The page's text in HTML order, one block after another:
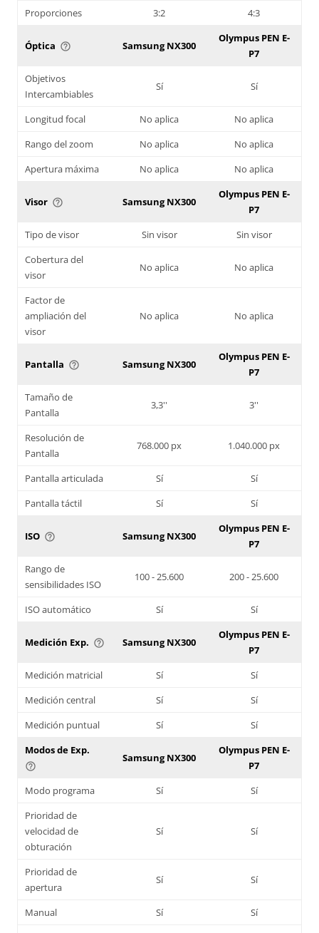
Proporciones
3:2 4:3
Óptica help_outline Samsung NX300
Olympus PEN E-
P7
Objetivos
Intercambiables
Sí Sí
Longitud focal No aplica
No aplica
Rango del zoom
No aplica
No aplica
Apertura máxima
No aplica No aplica
Visor help_outline Samsung NX300
Olympus PEN E-
P7
Tipo de visor
Sin visor
Sin visor
Cobertura del
visor
No aplica No aplica
Factor de
ampliación del
visor
No aplica No aplica
Pantalla help_outline Samsung NX300
Olympus PEN E-
P7
Tamaño de
Pantalla
3,3'' 3''
Resolución de
Pantalla
768.000 px 1.040.000 px
Pantalla articulada Sí
Sí
Pantalla táctil
Sí Sí
ISO help_outline Samsung NX300
Olympus PEN E-
P7
Rango de
sensibilidades ISO
100 - 25.600 200 - 25.600
ISO automático Sí Sí
Medición Exp. help_outline Samsung NX300
Olympus PEN E-
P7
Medición matricial
Sí
Sí
Medición central
Sí
Sí
Medición puntual
Sí
Sí
Modos de Exp.
help_outline
Samsung NX300
Olympus PEN E-
P7
Modo programa
Sí
Sí
Prioridad de
velocidad de
obturación
Sí Sí
Prioridad de
apertura
Sí Sí
Manual Sí
Sí